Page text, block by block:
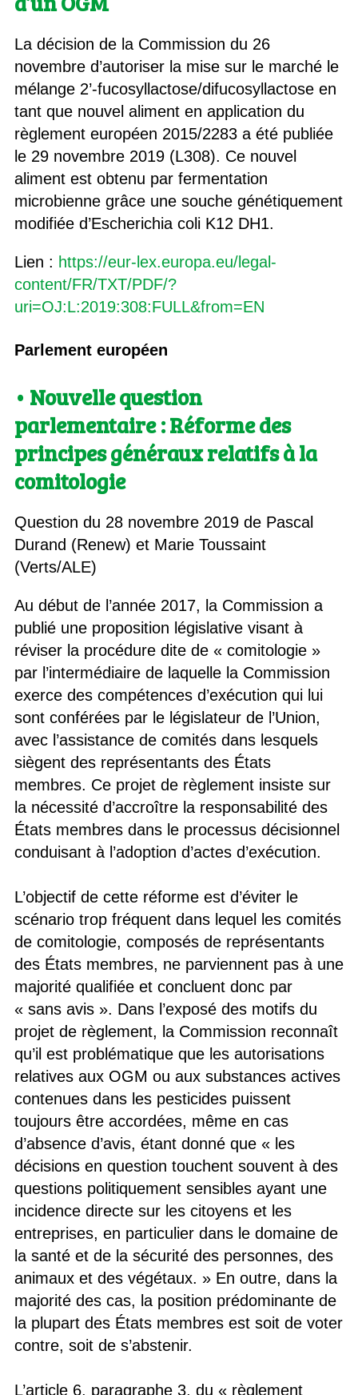
La décision de la Commission du 26
novembre d’autoriser la mise sur le marché le
mélange 2’-fucosyllactose/difucosyllactose en
tant que nouvel aliment en application du
règlement européen 2015/2283 a été publiée
le 29 novembre 2019 (L308). Ce nouvel
aliment est obtenu par fermentation
microbienne grâce une souche génétiquement
modifiée d’Escherichia coli K12 DH1.
Lien : https://eur-lex.europa.eu/legal-
content/FR/TXT/PDF/?
uri=OJ:L:2019:308:FULL&from=EN
Parlement européen
• Nouvelle question
parlementaire : Réforme des
principes généraux relatifs à la
comitologie
Question du 28 novembre 2019 de Pascal
Durand (Renew) et Marie Toussaint
(Verts/ALE)
Au début de l’année 2017, la Commission a
publié une proposition législative visant à
réviser la procédure dite de « comitologie »
par l’intermédiaire de laquelle la Commission
exerce des compétences d’exécution qui lui
sont conférées par le législateur de l’Union,
avec l’assistance de comités dans lesquels
siègent des représentants des États
membres. Ce projet de règlement insiste sur
la nécessité d’accroître la responsabilité des
États membres dans le processus décisionnel
conduisant à l’adoption d’actes d’exécution.
L’objectif de cette réforme est d’éviter le
scénario trop fréquent dans lequel les comités
de comitologie, composés de représentants
des États membres, ne parviennent pas à une
majorité qualifiée et concluent donc par
« sans avis ». Dans l’exposé des motifs du
projet de règlement, la Commission reconnaît
qu’il est problématique que les autorisations
relatives aux OGM ou aux substances actives
contenues dans les pesticides puissent
toujours être accordées, même en cas
d’absence d’avis, étant donné que « les
décisions en question touchent souvent à des
questions politiquement sensibles ayant une
incidence directe sur les citoyens et les
entreprises, en particulier dans le domaine de
la santé et de la sécurité des personnes, des
animaux et des végétaux. » En outre, dans la
majorité des cas, la position prédominante de
la plupart des États membres est soit de voter
contre, soit de s’abstenir.
L’article 6, paragraphe 3, du « règlement